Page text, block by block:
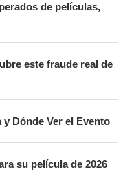
de películas,
este fraude real de
y Dónde Ver el Evento
su película de 2026